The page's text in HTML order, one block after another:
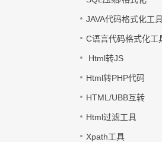
JAVA代码格式化工
C语言代码格式化工
Html转JS
Html转PHP代码
HTML/UBB互转
Html过滤工具
Xpath工具